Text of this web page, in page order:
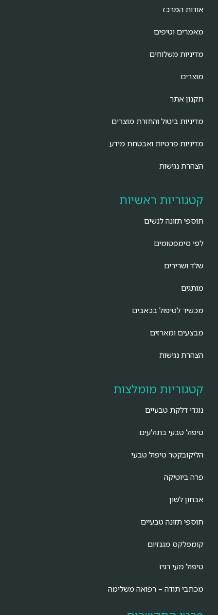
אודות המרכז
מאמרים וטיפים
מדיניות משלוחים
מוצרים
תקנון אתר
מדיניות ביטול והחזרת מוצרים
מדיניות פרטיות ואבטחת מידע
הצהרת נגישות
קטגוריות ראשיות
תוספי תזונה לנשים
לפי סימפטומים
שלד ושרירים
מותגים
מכשיר לטיפול בכאבים
מבצעים ומארזים
הצהרת נגישות
קטגוריות מומלצות
נוגדי דלקת טבעיים
טיפול טבעי בתולעים
הליקובקטר טיפול טבעי
פרה ביוטיקה
אבחון לשון
תוספי תזונה טבעיים
קומפלקס מגנזיום
טיפול מעי רגיז
מכתבי תודה – רפואה משלימה